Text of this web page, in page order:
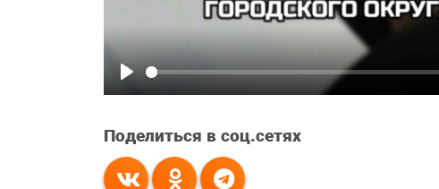
Play
Поделиться в соц.сетях